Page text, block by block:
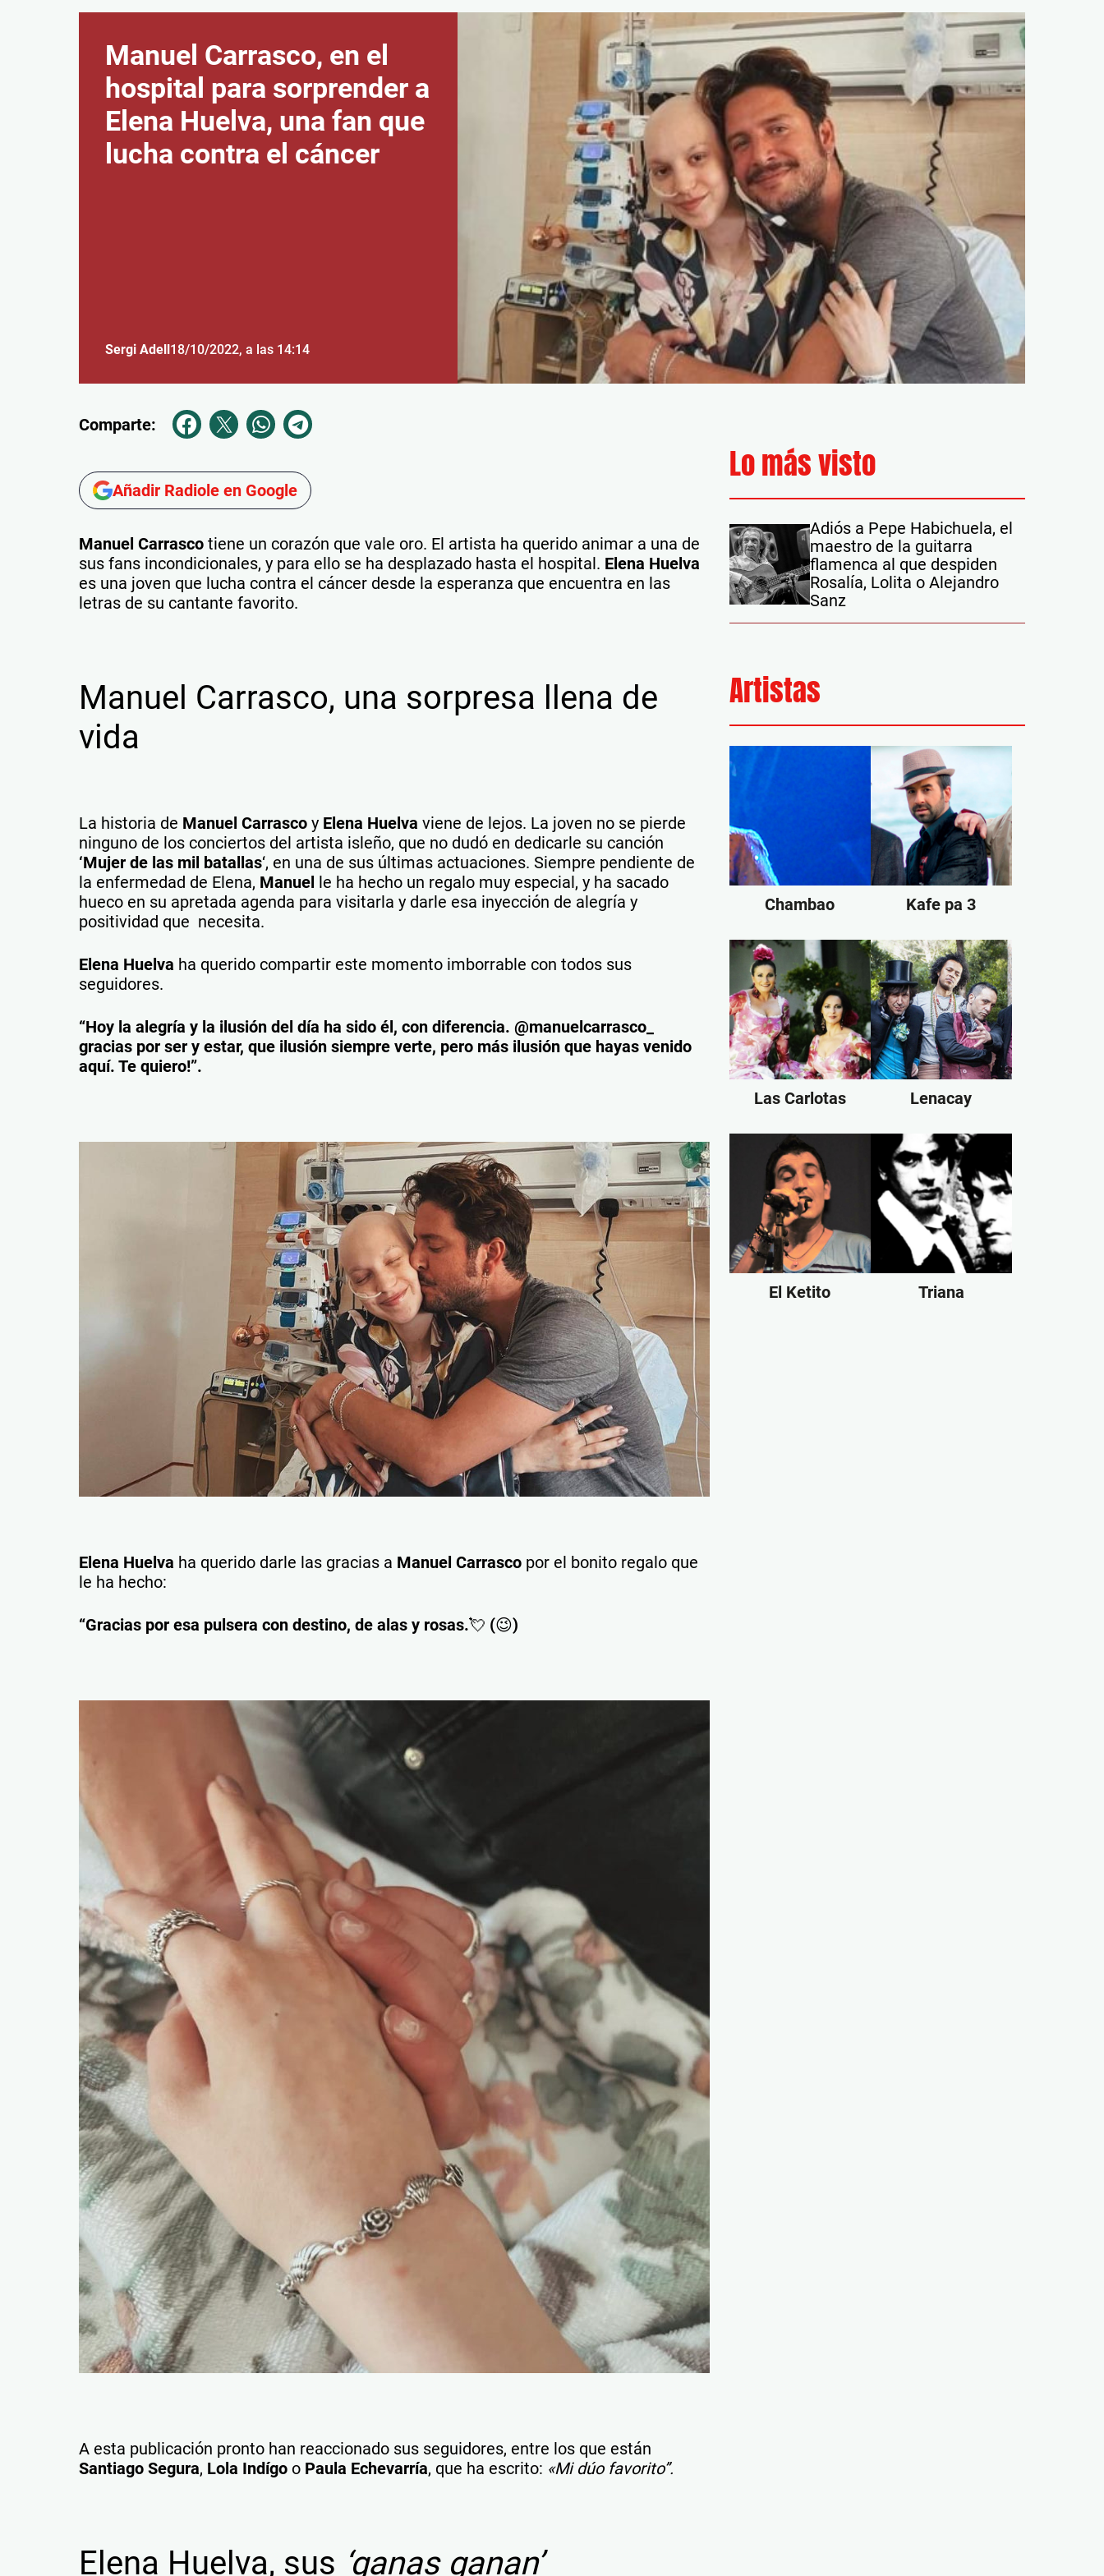
Manuel Carrasco, en el
hospital para sorprender a
Elena Huelva, una fan que
lucha contra el cáncer
Sergi Adell18/10/2022, a las 14:14
Comparte:
Añadir Radiole en Google
Manuel Carrasco tiene un corazón que vale oro. El artista ha querido animar a una de
sus fans incondicionales, y para ello se ha desplazado hasta el hospital. Elena Huelva
es una joven que lucha contra el cáncer desde la esperanza que encuentra en las
letras de su cantante favorito.
Manuel Carrasco, una sorpresa llena de
vida
La historia de Manuel Carrasco y Elena Huelva viene de lejos. La joven no se pierde
ninguno de los conciertos del artista isleño, que no dudó en dedicarle su canción
‘Mujer de las mil batallas‘, en una de sus últimas actuaciones. Siempre pendiente de
la enfermedad de Elena, Manuel le ha hecho un regalo muy especial, y ha sacado
hueco en su apretada agenda para visitarla y darle esa inyección de alegría y
positividad que necesita.
Elena Huelva ha querido compartir este momento imborrable con todos sus
seguidores.
“Hoy la alegría y la ilusión del día ha sido él, con diferencia. @manuelcarrasco_
gracias por ser y estar, que ilusión siempre verte, pero más ilusión que hayas venido
aquí. Te quiero!”.
Elena Huelva ha querido darle las gracias a Manuel Carrasco por el bonito regalo que
le ha hecho:
“Gracias por esa pulsera con destino, de alas y rosas.💘 (😉)
A esta publicación pronto han reaccionado sus seguidores, entre los que están
Santiago Segura, Lola Indígo o Paula Echevarría, que ha escrito: «Mi dúo favorito”.
Elena Huelva, sus ‘ganas ganan’
Lo más visto
Adiós a Pepe Habichuela, el
maestro de la guitarra
flamenca al que despiden
Rosalía, Lolita o Alejandro
Sanz
Artistas
Chambao Kafe pa 3
Las Carlotas Lenacay
El Ketito Triana